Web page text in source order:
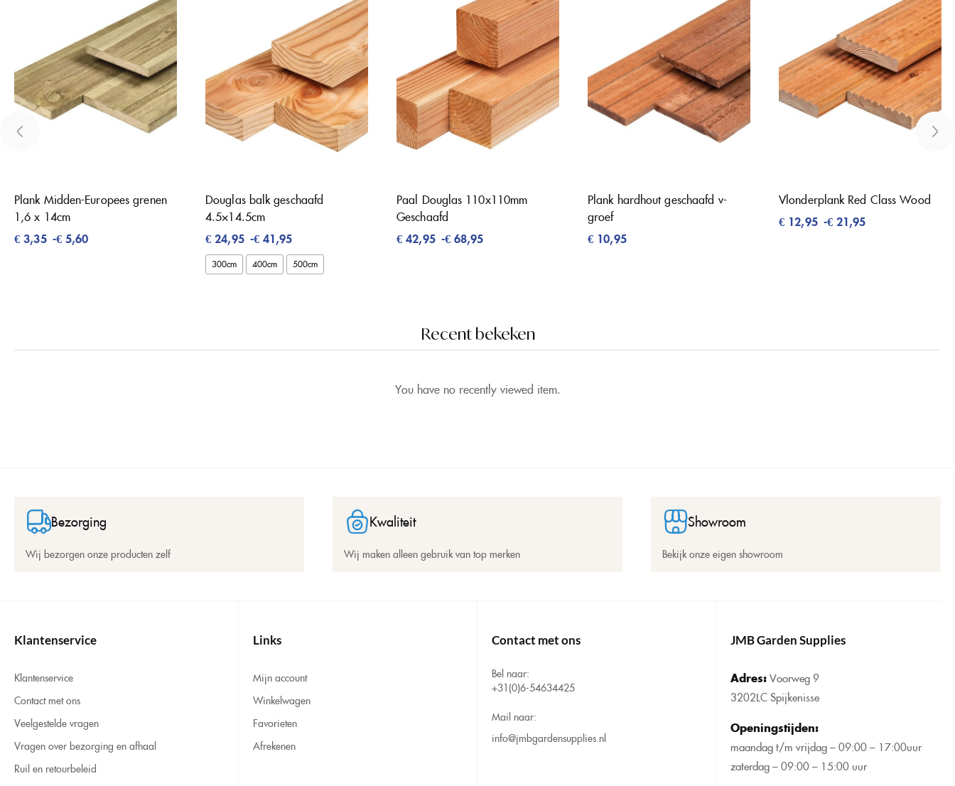
Plank Midden-Europees grenen
1,6 x 14cm
€ 3,35 -€5,60
Douglas balk geschaafd
4.5×14.5cm
€ 24,95 -€41,95
300cm 400cm 500cm
Paal Douglas 110x110mm
Geschaafd
€ 42,95 -€68,95
Plank hardhout geschaafd v-
groef
€ 10,95
Vlonderplank Red Class Wood
€ 12,95 -€21,95
Recent bekeken
You have no recently viewed item.
Bezorging
Wij bezorgen onze producten zelf
Kwaliteit
Wij maken alleen gebruik van top merken
Showroom
Bekijk onze eigen showroom
Klantenservice
Klantenservice
Contact met ons
Veelgestelde vragen
Vragen over bezorging en afhaal
Ruil en retourbeleid
Links
Mijn account
Winkelwagen
Favorieten
Afrekenen
Contact met ons
Bel naar:
+31(0)6-54634425
Mail naar:
info@jmbgardensupplies.nl
JMB Garden Supplies
Adres:Voorweg 9
3202LC Spijkenisse
Openingstijden:
maandag t/m vrijdag – 09:00 – 17:00uur
zaterdag – 09:00 – 15:00 uur